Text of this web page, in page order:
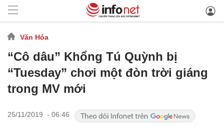
Văn Hóa
“Cô dâu” Khổng Tú Quỳnh bị
“Tuesday” chơi một đòn trời giáng
trong MV mới
25/11/2019 - 06:46